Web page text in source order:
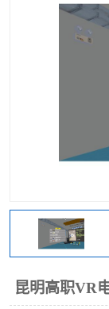
昆明高职VR
工业工程实训